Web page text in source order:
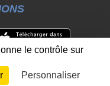
CONNEXION
le contrôle sur
Personnaliser